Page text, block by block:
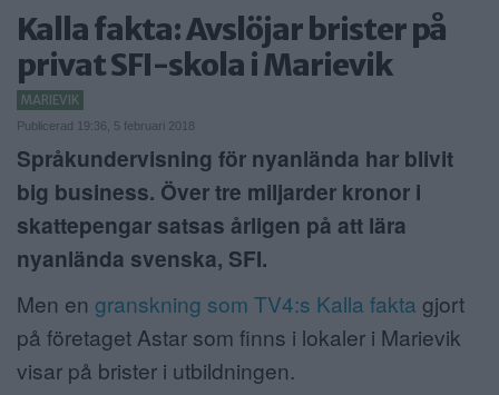
KALENDER
KONTAKT
SAMARBETEN
ANNONSERA
NÄRINGSLIV
MER
Kalla fakta: Avslöjar brister på
privat SFI-skola i Marievik
MARIEVIK
Publicerad 19:36, 5 februari 2018
Språkundervisning för nyanlända har blivit
big business. Över tre miljarder kronor i
skattepengar satsas årligen på att lära
nyanlända svenska, SFI.
Men en granskning som TV4:s Kalla fakta gjort
på företaget Astar som finns i lokaler i Marievik
visar på brister i utbildningen.